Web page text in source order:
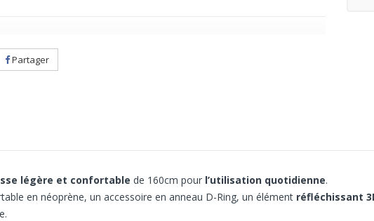
Partager
légère et confortable de 160cm pour l’utilisation quotidienne.
en néoprène, un accessoire en anneau D-Ring, un élément réfléchissant